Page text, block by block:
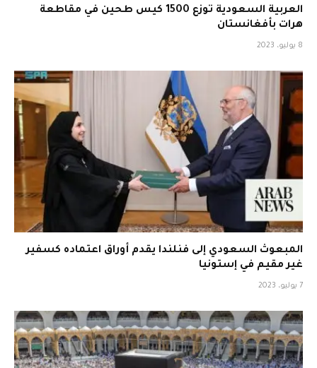
العربية السعودية توزع 1500 كيس طحين في مقاطعة
هرات بأفغانستان
8 يوليو، 2023
المبعوث السعودي إلى فنلندا يقدم أوراق اعتماده كسفير
غير مقيم في إستونيا
7 يوليو، 2023